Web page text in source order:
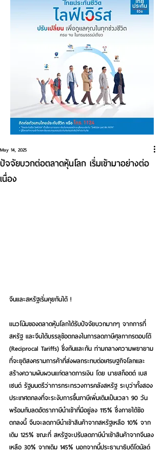
ปัจจัยบวกต่อตลาดหุ้นโลก เริ่มเข้ามาอย่างต่อ
เนื่อง
May 14, 2025
จีนและสหรัฐเริ่มคุยกันได้ !
แนวโน้มของตลาดหุ้นโลกได้รับปัจจัยบวกมากๆ จากการที่
สหรัฐ และจีนได้บรรลุข้อตกลงในการลดภาษีศุลกากรตอบโต้
(Reciprocal Tariffs) ซึ่งกันและกัน ท่ามกลางความพยายาม
ที่จะยุติสงครามการค้าที่ส่งผลกระทบต่อเศรษฐกิจโลกและ
สร้างความผันผวนแก่ตลาดการเงิน โดย นายสก็อตต์ เบส
เซนต์ รัฐมนตรีว่าการกระทรวงการคลังสหรัฐ ระบุว่าทั้งสอง
ประเทศตกลงที่จะระงับการขึ้นภาษีเพิ่มเติมเป็นเวลา 90 วัน
พร้อมกับลดอัตราภาษีนำเข้าที่มีอยู่ลง 115% ซึ่งภายใต้ข้อ
ตกลงนี้ จีนจะลดภาษีนำเข้าสินค้าจากสหรัฐเหลือ 10% จาก
เดิม 125% ขณะที่ สหรัฐจะปรับลดภาษีนำเข้าสินค้าจากจีนลง
เหลือ 30% จากเดิม 145% นอกจากนี้ประธานาธิบดีโดนัลด์